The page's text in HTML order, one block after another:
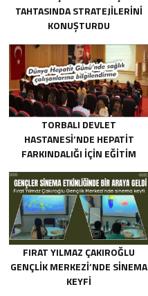
TAHTASINDA STRATEJILERINI
KONUŞTURDU
TORBALI DEVLET
HASTANESI’NDE HEPATIT
FARKINDALIĞI IÇIN EĞITIM
FIRAT YILMAZ ÇAKIROĞLU
GENÇLIK MERKEZI’NDE SINEMA
KEYFI